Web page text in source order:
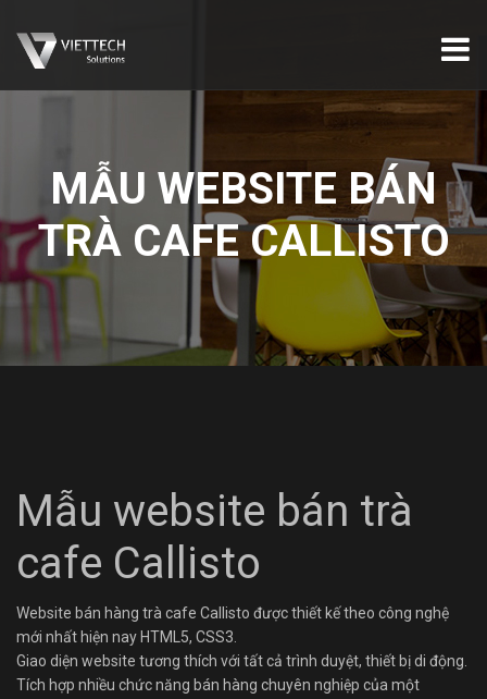
MẪU WEBSITE BÁN
TRÀ CAFE CALLISTO
Mẫu website bán trà
cafe Callisto
Website bán hàng trà cafe Callisto được thiết kế theo công nghệ
mới nhất hiện nay HTML5, CSS3.
Giao diện website tương thích với tất cả trình duyệt, thiết bị di động.
Tích hợp nhiều chức năng bán hàng chuyên nghiệp của một